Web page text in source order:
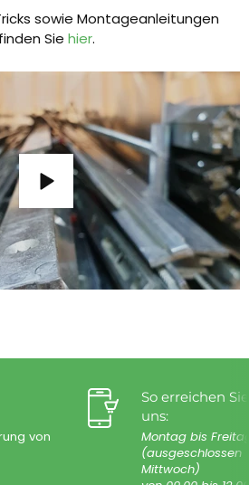
sowie Montageanleitungen
finden Sie hier.
von
So erreichen Sie
uns:
Montag bis
(ausgeschlossen
Mittwoch)